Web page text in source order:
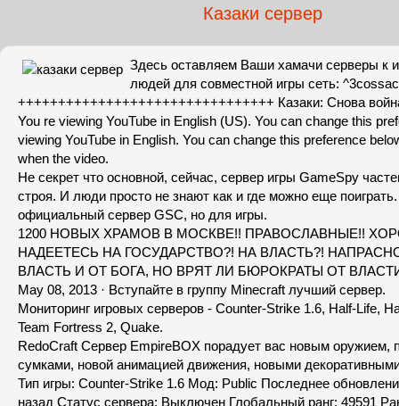
Казаки сервер
Здесь оставляем Ваши хамачи серверы к
людей для совместной игры сеть:
++++++++++++++++++++++++++++++++ Казаки: Снова
You re viewing YouTube in English (US). You can change this
viewing YouTube in English. You can change this preference
when the video.
Не секрет что основной, сейчас, сервер игры GameSpy
строя. И люди просто не знают как и где можно еще
официальный сервер GSC, но для игры.
1200 НОВЫХ ХРАМОВ В МОСКВЕ!! ПРАВОСЛАВНЫЕ!!
НАДЕЕТЕСЬ НА ГОСУДАРСТВО?! НА ВЛАСТЬ?!
ВЛАСТЬ И ОТ БОГА, НО ВРЯТ ЛИ БЮРОКРАТЫ ОТ
May 08, 2013 · Вступайте в группу Minecraft лучший сервер.
Мониторинг игровых серверов - Counter-Strike 1.6, Half-Life,
Team Fortress 2, Quake.
RedoCraft Сервер EmpireBOX порадует вас новым оружием,
сумками, новой анимацией движения, новыми
Тип игры: Counter-Strike 1.6 Мод: Public Последнее
назад Статус сервера: Выключен Глобальный ранг: 49591